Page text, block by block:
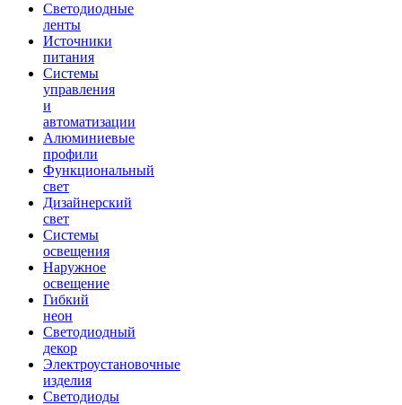
Светодиодные
ленты
Источники
питания
Системы
управления
и
автоматизации
Алюминиевые
профили
Функциональный
свет
Дизайнерский
свет
Системы
освещения
Наружное
освещение
Гибкий
неон
Светодиодный
декор
Электроустановочные
изделия
Светодиоды